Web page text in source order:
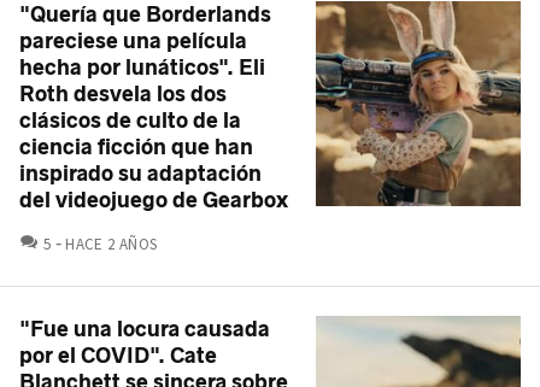
"Quería que Borderlands
pareciese una película
hecha por lunáticos". Eli
Roth desvela los dos
clásicos de culto de la
ciencia ficción que han
inspirado su adaptación
del videojuego de Gearbox
5 COMENTARIOS
HACE 2 AÑOS
"Fue una locura causada
por el COVID". Cate